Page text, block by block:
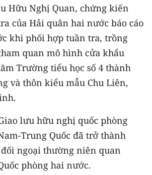
Hữu Nghị Quan, chứng kiến
của Hải quân hai nước báo cáo
khi phối hợp tuần tra, trồng
quan mô hình cửa khẩu
Trường tiểu học số 4 thành
và thôn kiểu mẫu Chu Liên,
lưu hữu nghị quốc phòng
Trung Quốc đã trở thành
ngoại thường niên quan
phòng hai nước.